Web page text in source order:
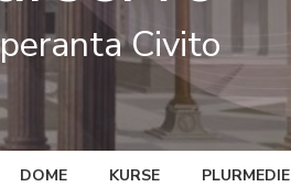
Civito
DOME KURSE PLURMEDIE